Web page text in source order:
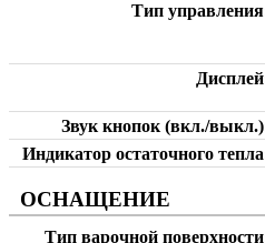
Тип управления
Дисплей
Звук кнопок (вкл./выкл.)
Индикатор остаточного тепла
ОСНАЩЕНИЕ
Тип варочной поверхности